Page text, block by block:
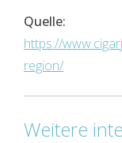
Quelle:
https://
region/
Weitere